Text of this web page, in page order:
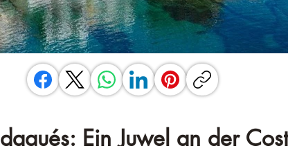
Ein Juwel an der